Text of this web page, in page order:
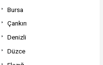
Bursa
Çankırı
Denizli
Düzce